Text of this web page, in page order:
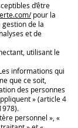
d’être
pour la
de la
et de
utilisant le
informations qui
que ce soit,
des personnes
» (article 4
personnel », «